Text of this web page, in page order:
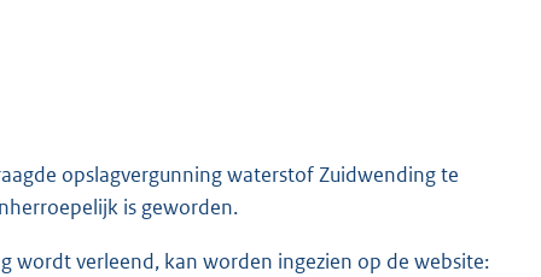
opslagvergunning waterstof Zuidwending te
is geworden.
wordt verleend, kan worden ingezien op de website: